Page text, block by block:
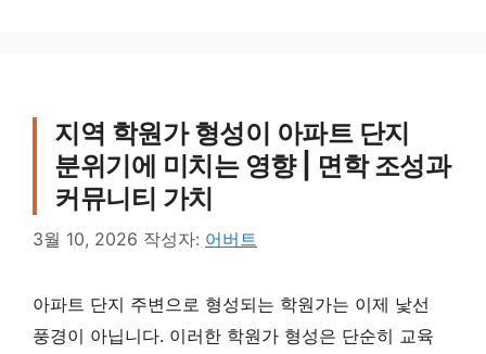
지역 학원가 형성이 아파트 단지
분위기에 미치는 영향 | 면학 조성과
커뮤니티 가치
3월 10, 2026 작성자: 어버트
아파트 단지 주변으로 형성되는 학원가는 이제 낯선
풍경이 아닙니다. 이러한 학원가 형성은 단순히 교육